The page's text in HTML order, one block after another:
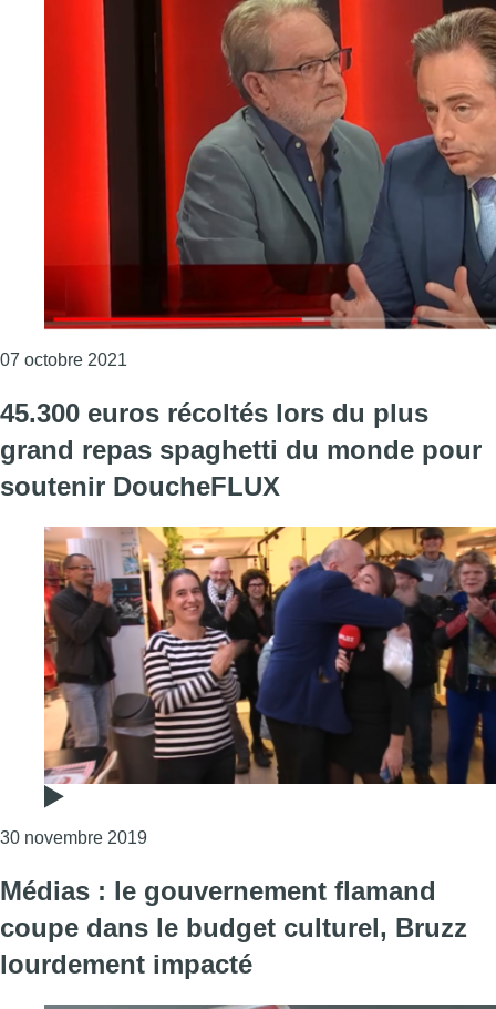
07 octobre 2021
45.300 euros récoltés lors du plus
grand repas spaghetti du monde pour
soutenir DoucheFLUX
30 novembre 2019Consulter l'article "45.300 euros récoltés
Médias : le gouvernement flamand
coupe dans le budget culturel, Bruzz
lourdement impacté